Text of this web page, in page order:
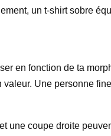
un t-shirt sobre
en fonction de ta
Une personne
une coupe droite